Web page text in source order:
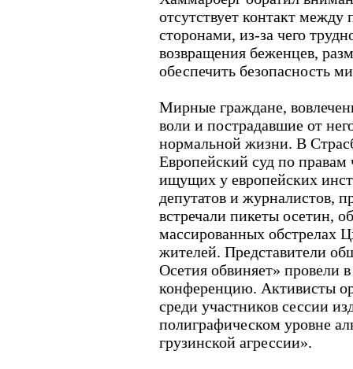
отсутствует контакт
сторонами, из-за чего
возвращения беженцев,
обеспечить безопасность
Мирные граждане,
воли и пострадавшие от
нормальной жизни. В
Европейский суд по правам
ищущих у европейских
депутатов и журналистов,
встречали пикеты осетин,
массированных обстрелах
жителей. Представители
Осетия обвиняет» провели
конференцию. Активисты
среди участников сессии
полиграфическом уровне
грузинской агрессии».